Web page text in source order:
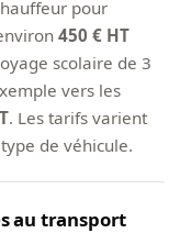
pour
450 € HT
scolaire de 3
vers les
. Les tarifs varient
de véhicule.
au transport